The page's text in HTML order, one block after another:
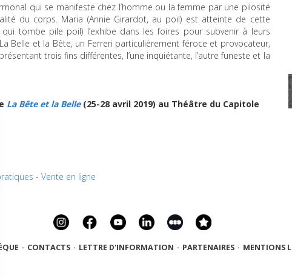
qui se manifeste chez l’homme ou la femme par une pilosité
du corps. Maria (Annie Girardot, au poil) est atteinte de cette
qui tombe pile poil) l’exhibe dans les foires pour subvenir à leurs
Belle et la Bête, un Ferreri particulièrement féroce et provocateur,
trois fins différentes, l’une inquiétante, l’autre funeste et la
La Bête et la Belle(25-28 avril 2019) au Théâtre du Capitole
- Vente en ligne
· CONTACTS · LETTRE D'INFORMATION · PARTENAIRES · MENTIONS